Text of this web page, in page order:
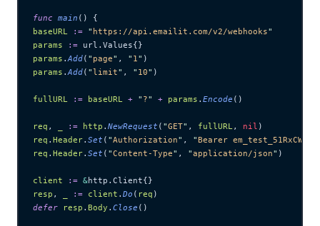
func main () {
baseURL := " https://api.emailit.com/v2/webhooks"
params := url.Values{}
params .Add( " page" , " 1" )
params .Add( "limit" , " 10" )
fullURL := baseURL + " ?" + params . Encode ()
req , := http . NewRequest ( "GET" , fullURL, nil )
req . Header. Set ( "Authorization" , "Bearer
req . Header. Set ( "Content-Type" , "application/json" )
client := &http.Client{}
resp , := client . Do ( req )
defer resp . Body . Close ()